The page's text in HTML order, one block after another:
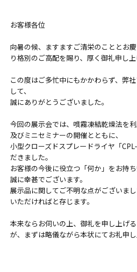
お客様各位
向暑の候、ますますご清栄のこととお
り格別のご高配を賜り、厚く御礼申し上
この度はご多忙中にもかかわらず、弊
して、
誠にありがとうございました。
今回の展示会では、噴霧凍結乾燥法を
及びミニセミナーの開催とともに、
小型クローズドスプレードライヤ「
だきました。
お客様の今後に役立つ「何か」をお持
誠に幸甚でございます。
展示品に関してご不明な点がございま
いただければと存じます。
本来ならお伺いの上、御礼を申し上げ
が、まずは略儀ながら本状にてお礼申し